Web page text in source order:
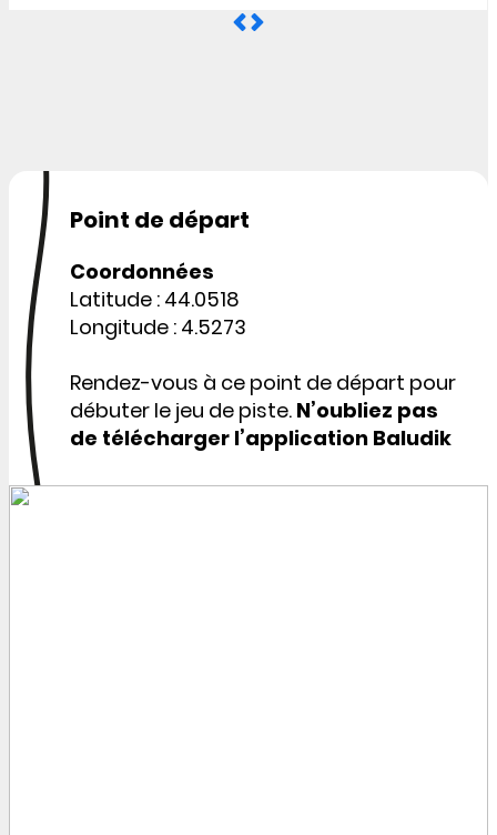
Point de départ
Coordonnées
Latitude : 44.0518
Longitude : 4.5273
Rendez-vous à ce point de départ pour
débuter le jeu de piste. N’oubliez pas
de télécharger l’application Baludik